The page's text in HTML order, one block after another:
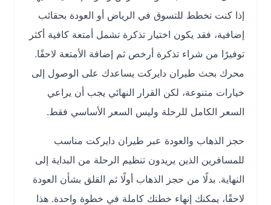
إذا كنت تخطط للتسوق في الرياض أو العودة بحقائب
إضافية، فقد يكون اختيار تذكرة تشمل أمتعة كافية أكثر
توفيرًا من شراء تذكرة أرخص ثم إضافة الأمتعة لاحقًا.
محرك بحث طيران دايركت يساعدك على الوصول إلى
خيارات متنوعة، لكن القرار النهائي يجب أن يراعي
السعر الكامل للرحلة وليس السعر الأساسي فقط.
حجز الذهاب والعودة عبر طيران دايركت مناسب
للمسافرين الذين يريدون تنظيم الرحلة من البداية إلى
النهاية. بدلًا من حجز الذهاب أولًا ثم القلق بشأن العودة
لاحقًا، يمكنك إنهاء خطتك كاملة في خطوة واحدة. هذا